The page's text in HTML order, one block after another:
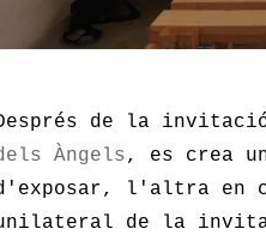
de la
Àngels, es crea
l'altra en
de la